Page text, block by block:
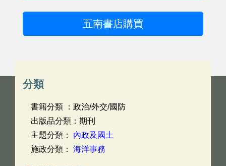
五南書店購買
分類
書籍分類 ：政治/外交/國防
出版品分類：期刊
主題分類： 內政及國土
施政分類： 海洋事務